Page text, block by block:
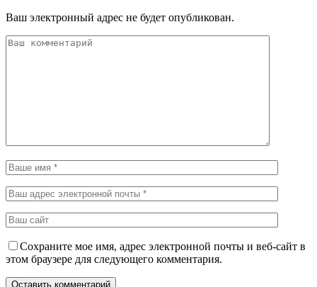
Ваш электронный адрес не будет опубликован.
Сохраните мое имя, адрес электронной почты и веб-сайт в
этом браузере для следующего комментария.